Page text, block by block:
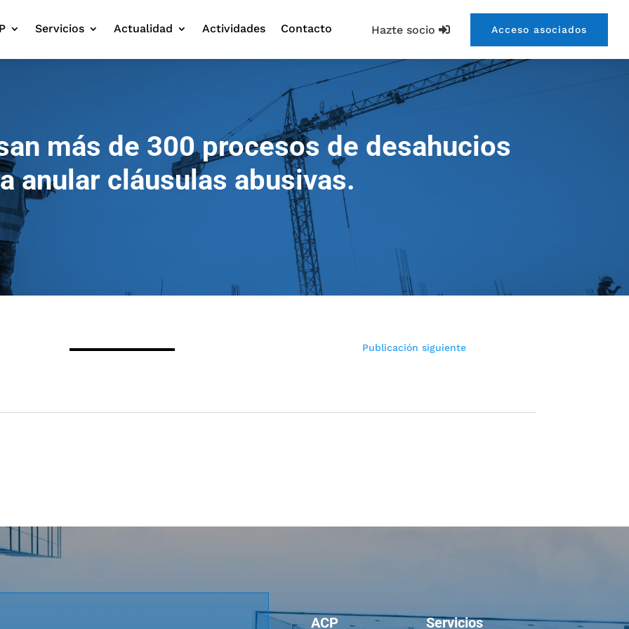
Hazte socio Acceso asociados
Servicios Actualidad Actividades Contacto
más de 300 procesos de desahucios
anular cláusulas abusivas.
Publicación siguiente
ACP Servicios